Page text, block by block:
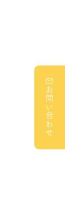
お問い合わせ